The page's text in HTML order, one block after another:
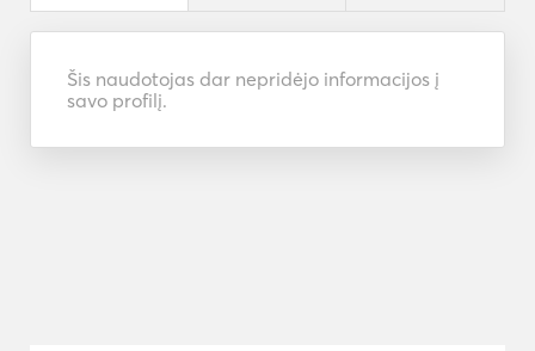
Šis naudotojas dar nepridėjo informacijos į
savo profilį.